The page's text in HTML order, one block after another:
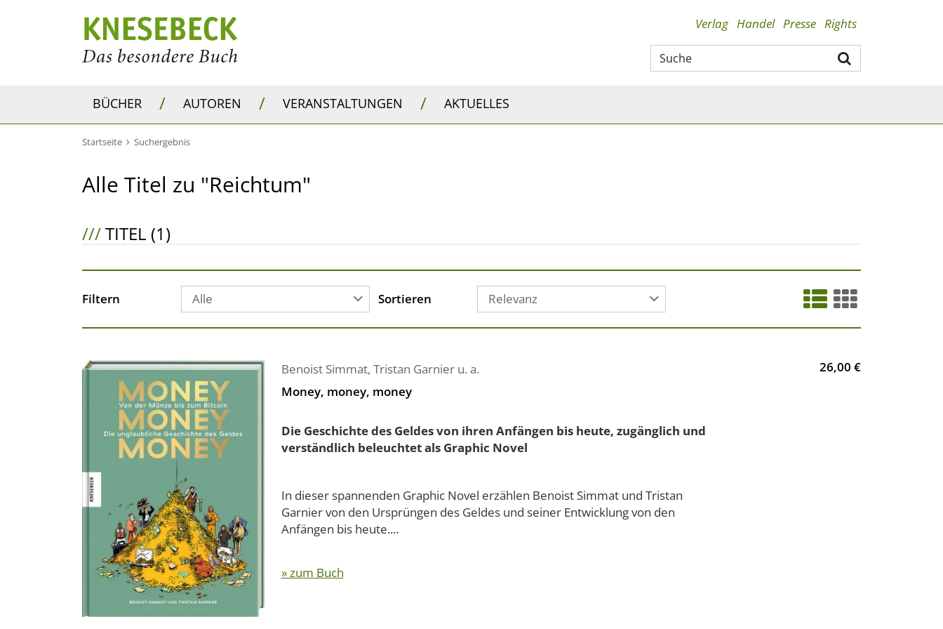
Verlag Handel Presse Rights
BÜCHER / AUTOREN / VERANSTALTUNGEN / AKTUELLES
Startseite Suchergebnis
Alle Titel zu "Reichtum"
///TITEL (1)
Filtern Alle Sortieren Relevanz
Benoist Simmat, Tristan Garnieru. a.
Money, money, money
Die Geschichte des Geldes von ihren Anfängen bis heute, zugänglich und
verständlich beleuchtet als Graphic Novel
In dieser spannenden Graphic Novel erzählen Benoist Simmat und Tristan
Garnier von den Ursprüngen des Geldes und seiner Entwicklung von den
Anfängen bis heute....
» zum Buch
26,00 €